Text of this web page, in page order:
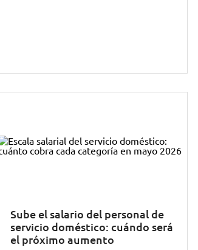
Sube el salario del personal de
servicio doméstico: cuándo será
el próximo aumento